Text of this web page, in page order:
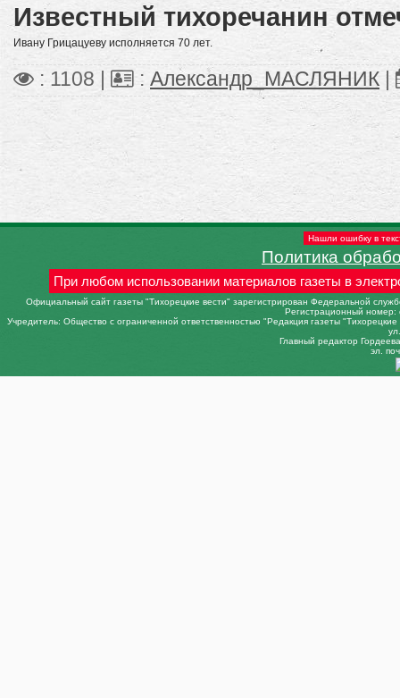
Известный тихоречанин
Ивану Грицацуеву исполняется 70 лет.
: 1108 | : Александр_МАСЛЯНИК |
Нашли ошибку в
Политика
При любом использовании материалов газеты в
Официальный сайт газеты "Тихорецкие вести" зарегистрирован Федеральной
Регистрационный
Учредитель: Общество с ограниченной ответственностью "Редакция газеты
Главный редактор
эл.